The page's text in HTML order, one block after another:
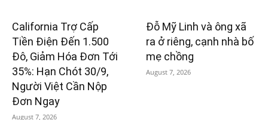
California Trợ Cấp
Tiền Điện Đến 1.500
Đô, Giảm Hóa Đơn Tới
35%: Hạn Chót 30/9,
Người Việt Cần Nộp
Đơn Ngay
August 7, 2026
Đỗ Mỹ Linh và ông xã
ra ở riêng, cạnh nhà bố
mẹ chồng
August 7, 2026